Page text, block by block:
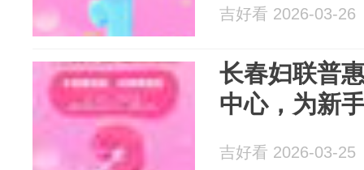
吉好看 2026-03-26
长春妇联普
中心，为新
吉好看 2026-03-25